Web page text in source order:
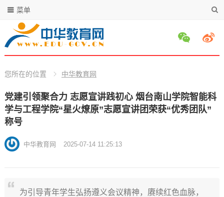
菜单
您所在的位置 中华教育网
党建引领聚合力 志愿宣讲践初心 烟台南山学院智能科
学与工程学院“星火燎原”志愿宣讲团荣获“优秀团队”
称号
中华教育网 2025-07-14 11:25:13
为引导青年学生弘扬遵义会议精神，赓续红色血脉，